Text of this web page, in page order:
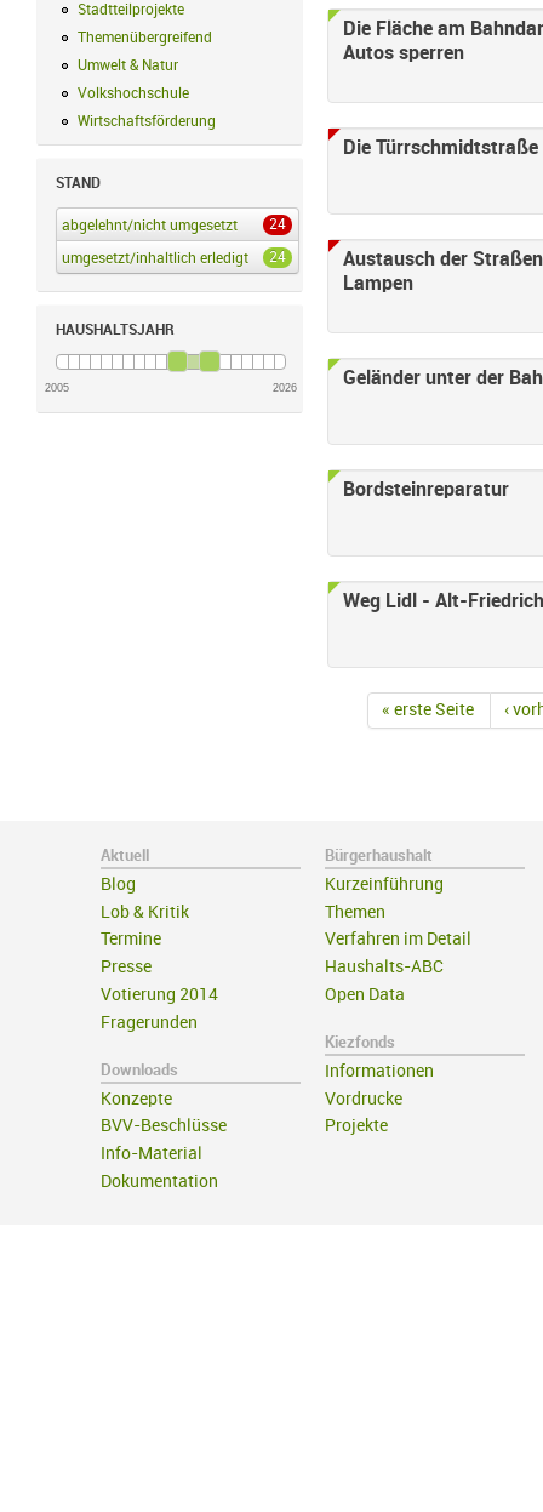
Stadtteilprojekte Stadtteilprojekte Filter anwenden
Themenübergreifend
Themenübergreifend Filter anwenden
Umwelt & Natur
Volkshochschule
Wirtschaftsförderung
STAND
abgelehnt/nicht umgesetzt 24
abgelehnt/nicht umgesetzt Filter anwenden
umgesetzt/inhaltlich erledigt
24
umgesetzt/inhaltlich erledigt Filter anwenden
HAUSHALTSJAHR
2005 2026
Die Fläche am
Autos sperren
Die
Austausch der
Lampen
Geländer unter der
Bordsteinreparatur
Weg Lidl - Alt-
« erste Seite ‹
Aktuell
Blog
Lob & Kritik
Termine
Presse
Votierung 2014
Fragerunden
Downloads
Konzepte
BVV-Beschlüsse
Info-Material
Dokumentation
Bürgerhaushalt
Kurzeinführung
Themen
Verfahren im Detail
Haushalts-ABC
Open Data
Kiezfonds
Informationen
Vordrucke
Projekte